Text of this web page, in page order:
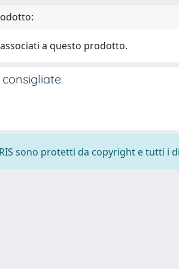
a questo prodotto.
sono protetti da copyright e tutti i